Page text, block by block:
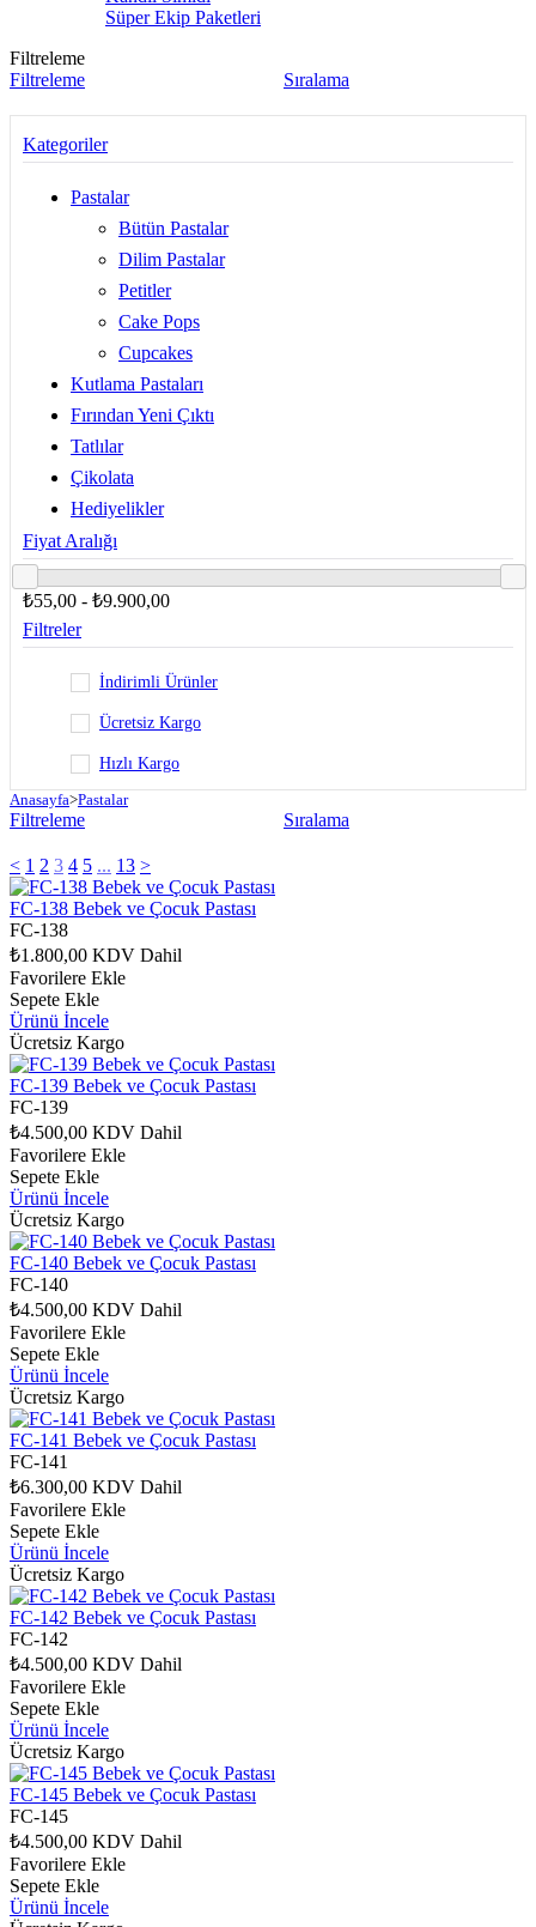
Süper Ekip Paketleri
Filtreleme
Filtreleme
Sıralama
Kategoriler
Pastalar
Bütün Pastalar
Dilim Pastalar
Petitler
Cake Pops
Cupcakes
Kutlama Pastaları
Fırından Yeni Çıktı
Tatlılar
Çikolata
Hediyelikler
Fiyat Aralığı
₺55,00 - ₺9.900,00
Filtreler
İndirimli Ürünler
Ücretsiz Kargo
Hızlı Kargo
Anasayfa>Pastalar
Filtreleme Sıralama
< 1 2 3 4 5 ... 13 >
FC-138 Bebek ve Çocuk Pastası
FC-138
₺1.800,00 KDV Dahil
Favorilere Ekle
Sepete Ekle
Ürünü İncele
Ücretsiz Kargo
FC-139 Bebek ve Çocuk Pastası
FC-139
₺4.500,00 KDV Dahil
Favorilere Ekle
Sepete Ekle
Ürünü İncele
Ücretsiz Kargo
FC-140 Bebek ve Çocuk Pastası
FC-140
₺4.500,00 KDV Dahil
Favorilere Ekle
Sepete Ekle
Ürünü İncele
Ücretsiz Kargo
FC-141 Bebek ve Çocuk Pastası
FC-141
₺6.300,00 KDV Dahil
Favorilere Ekle
Sepete Ekle
Ürünü İncele
Ücretsiz Kargo
FC-142 Bebek ve Çocuk Pastası
FC-142
₺4.500,00 KDV Dahil
Favorilere Ekle
Sepete Ekle
Ürünü İncele
Ücretsiz Kargo
FC-145 Bebek ve Çocuk Pastası
FC-145
₺4.500,00 KDV Dahil
Favorilere Ekle
Sepete Ekle
Ürünü İncele